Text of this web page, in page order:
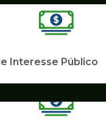
Interesse Público